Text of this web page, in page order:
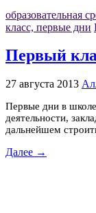
образовательная
класс, первые дни
Первый
27 августа 2013
Первые дни в
деятельности,
дальнейшем
Далее →